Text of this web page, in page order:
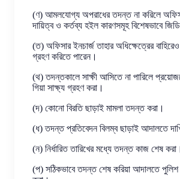
(ণ) আমলযোগ্য অপরাধের তদন্ত না করিলে
দায়িত্ব ও কর্তব্য হইল কারণসমূহ বিশেষভাবে
(ত) অফিসার ইনচার্জ তাহার অধিক্ষেত্রের
গ্রহণ করিতে পারেন।
(থ) তদন্তকালে সাক্ষী আসিতে না পারিলে
গিয়া সাক্ষ্য গ্রহণ করা।
(দ) কোনো বিরতি ছাড়াই মামলা তদন্ত করা।
(ধ) তদন্ত প্রতিবেদন বিলম্ব ছাড়াই আদালতে
(ন) নির্ধারিত তারিখের মধ্যে তদন্ত কাজ শেষ করা।
(প) সঠিকভাবে তদন্ত শেষ করিয়া আদালতে পুলিশ